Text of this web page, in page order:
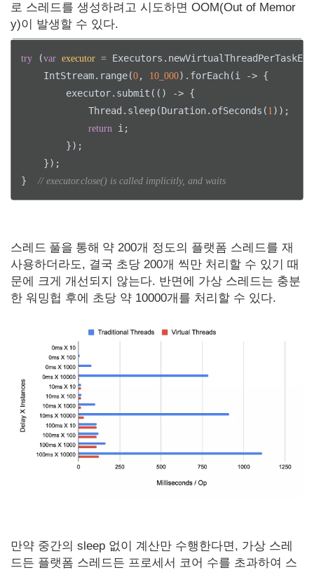
로 스레드를 생성하려고 시도하면 OOM(Out of Memor
y)이 발생할 수 있다.
try (var executor =
    IntStream.range(
0 , 10_000).forEach(i -> {
        executor.submit(() -> {
            Thread.sleep(Duration.ofSeconds(
1 ));
return
i;
        });
    });
} // executor.close() is called implicitly, and waits
스레드 풀을 통해 약 200개 정도의 플랫폼 스레드를 재
사용하더라도, 결국 초당 200개 씩만 처리할 수 있기 때
문에 크게 개선되지 않는다. 반면에 가상 스레드는 충분
한 워밍헙 후에 초당 약 10000개를 처리할 수 있다.
만약 중간의 sleep 없이 계산만 수행한다면, 가상 스레
드든 플랫폼 스레드든 프로세서 코어 수를 초과하여 스